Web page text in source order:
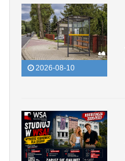
2026-08-10